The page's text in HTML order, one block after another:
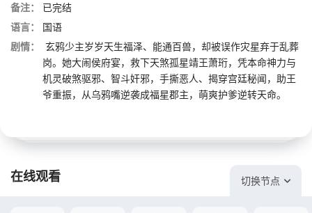
备注：
已完结
语言：
国语
剧情：
玄鸦少主岁岁天生福泽、能通百兽，却被误作灾星弃于乱葬
岗。她大闹侯府宴，救下天煞孤星靖王萧珩，凭本命神力与
机灵破煞驱邪、智斗奸邪，手撕恶人、揭穿宫廷秘闻，助王
爷重振，从乌鸦嘴逆袭成福星郡主，萌爽护爹逆转天命。
在线观看 切换节点